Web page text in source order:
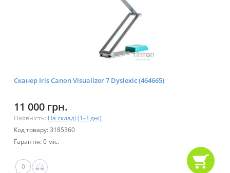
Сканер Iris Canon Visualizer 7 Dyslexic (464665)
11 000 грн.
Наявність: На складі (1-3 дні)
Код товару: 3185360
Гарантія: 0 міс.
0